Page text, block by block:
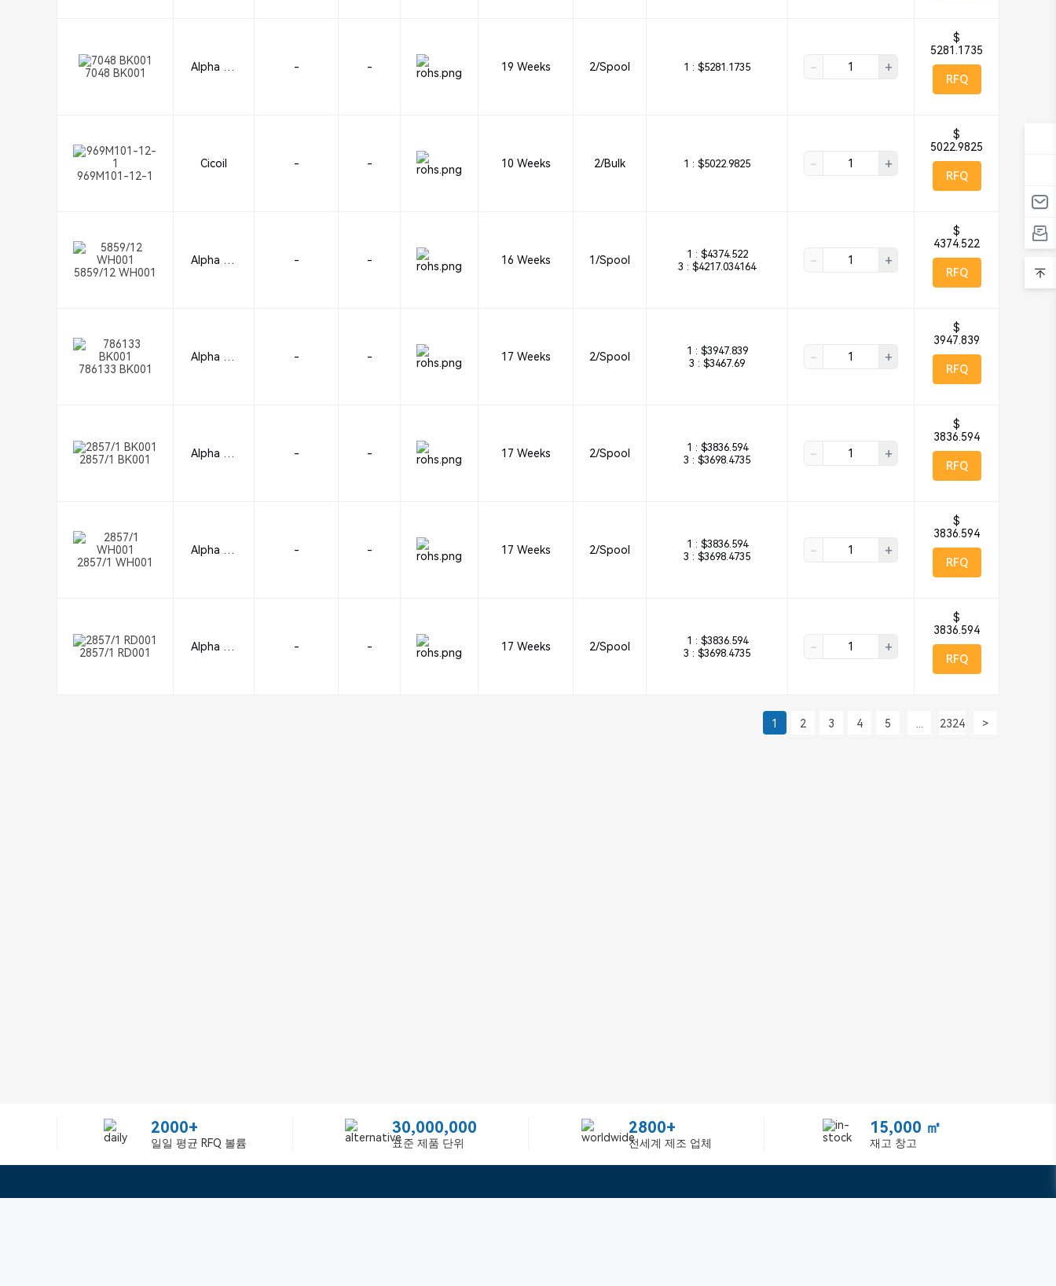
7048 BK001
Alpha Wi
- - 19 Weeks 2/Spool 1 : $5281.1735 - +
$
5281.1735
RFQ
969M101-12-1
Cicoil - - 10 Weeks 2/Bulk 1 : $5022.9825 - +
$
5022.9825
RFQ
5859/12 WH001
Alpha Wi
- - 16 Weeks 1/Spool 1 : $4374.522
3 : $4217.034164 - +
$
4374.522
RFQ
786133 BK001
Alpha Wi
- - 17 Weeks 2/Spool 1 : $3947.839
3 : $3467.69 - +
$
3947.839
RFQ
2857/1 BK001
Alpha Wi
- - 17 Weeks 2/Spool 1 : $3836.594
3 : $3698.4735 - +
$
3836.594
RFQ
2857/1 WH001
Alpha Wi
- - 17 Weeks 2/Spool 1 : $3836.594
3 : $3698.4735 - +
$
3836.594
RFQ
2857/1 RD001
Alpha Wi
- - 17 Weeks 2/Spool 1 : $3836.594
3 : $3698.4735 - +
$
3836.594
RFQ
1 2 3 4 5 2324 >
2000+
일일 평균 RFQ 볼륨
30,000,000
표준 제품 단위
2800+
전세계 제조 업체
15,000 ㎡
재고 창고